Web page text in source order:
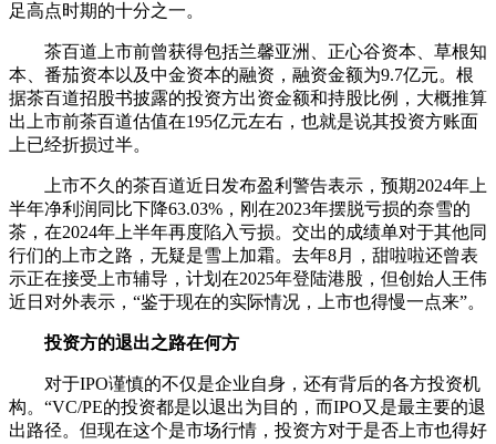
足高点时期的十分之一。
茶百道上市前曾获得包括兰馨亚洲、正心谷资本、草根知
本、番茄资本以及中金资本的融资，融资金额为9.7亿元。根
据茶百道招股书披露的投资方出资金额和持股比例，大概推算
出上市前茶百道估值在195亿元左右，也就是说其投资方账面
上已经折损过半。
上市不久的茶百道近日发布盈利警告表示，预期2024年上
半年净利润同比下降63.03%，刚在2023年摆脱亏损的奈雪的
茶，在2024年上半年再度陷入亏损。交出的成绩单对于其他同
行们的上市之路，无疑是雪上加霜。去年8月，甜啦啦还曾表
示正在接受上市辅导，计划在2025年登陆港股，但创始人王伟
近日对外表示，“鉴于现在的实际情况，上市也得慢一点来”。
投资方的退出之路在何方
对于IPO谨慎的不仅是企业自身，还有背后的各方投资机
构。“VC/PE的投资都是以退出为目的，而IPO又是最主要的退
出路径。但现在这个是市场行情，投资方对于是否上市也得好